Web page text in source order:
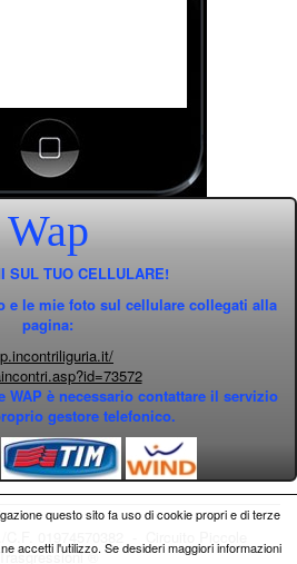
Wap
SUL TUO CELLULARE!
e le mie foto sul cellulare collegati alla
pagina:
WAP è necessario contattare il servizio
gestore telefonico.
®
questo sito fa uso di cookie propri e di terze
accetti l'utilizzo. Se desideri maggiori informazioni